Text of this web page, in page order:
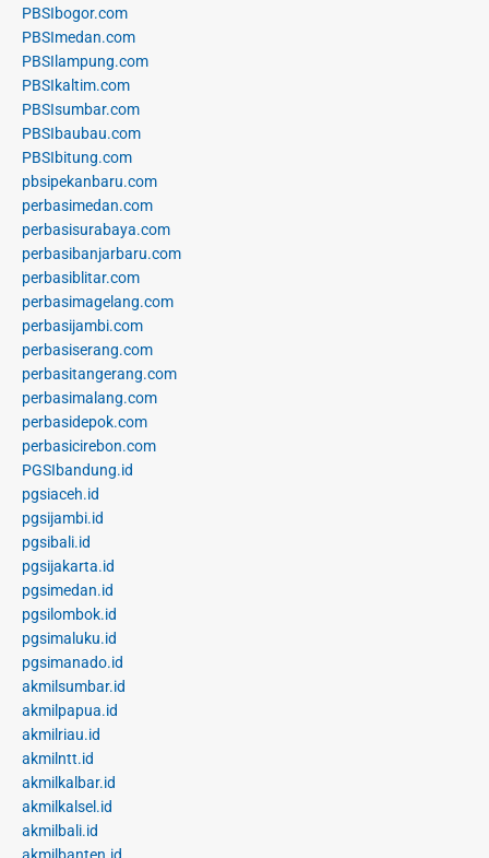
PBSIbogor.com
PBSImedan.com
PBSIlampung.com
PBSIkaltim.com
PBSIsumbar.com
PBSIbaubau.com
PBSIbitung.com
pbsipekanbaru.com
perbasimedan.com
perbasisurabaya.com
perbasibanjarbaru.com
perbasiblitar.com
perbasimagelang.com
perbasijambi.com
perbasiserang.com
perbasitangerang.com
perbasimalang.com
perbasidepok.com
perbasicirebon.com
PGSIbandung.id
pgsiaceh.id
pgsijambi.id
pgsibali.id
pgsijakarta.id
pgsimedan.id
pgsilombok.id
pgsimaluku.id
pgsimanado.id
akmilsumbar.id
akmilpapua.id
akmilriau.id
akmilntt.id
akmilkalbar.id
akmilkalsel.id
akmilbali.id